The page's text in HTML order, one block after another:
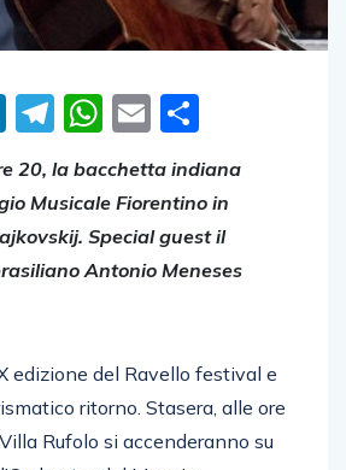
LinkedIn
Telegram
WhatsApp
Email
20, la bacchetta indiana
Musicale Fiorentino in
Special guest il
Antonio Meneses
edizione del Ravello festival e
ritorno. Stasera, alle ore
Rufolo si accenderanno su